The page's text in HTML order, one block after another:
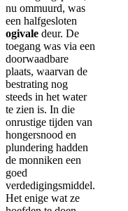
nu ommuurd, was
een halfgesloten
ogivale deur. De
toegang was via een
doorwaadbare
plaats, waarvan de
bestrating nog
steeds in het water
te zien is. In die
onrustige tijden van
hongersnood en
plundering hadden
de monniken een
goed
verdedigingsmiddel.
Het enige wat ze